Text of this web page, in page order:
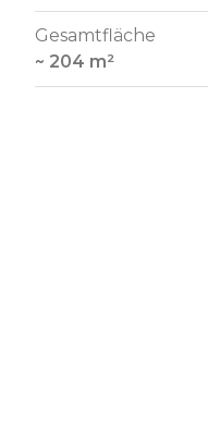
Gesamtfläche
~ 204 m²